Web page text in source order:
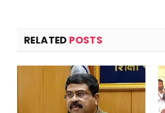
RELATED POSTS